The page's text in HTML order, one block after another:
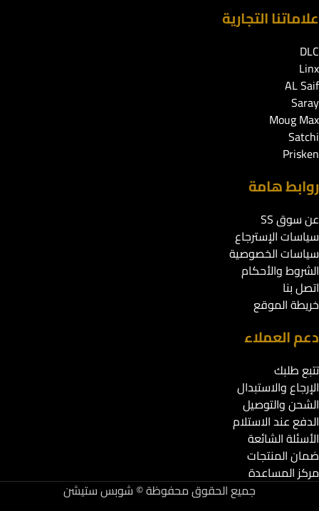
علاماتنا التجارية
DLC
Linx
AL Saif
Saray
Moug Max
Satchi
Prisken
روابط هامة
عن سوق SS
سياسات الإسترجاع
سياسات الخصوصية
الشروط والأحكام
اتصل بنا
خريطة الموقع
دعم العملاء
تتبع طلبك
الإرجاع والاستبدال
الشحن والتوصيل
الدفع عند الاستلام
الأسئلة الشائعة
ضمان المنتجات
مركز المساعدة
جميع الحقوق محفوظة © شوبس ستيشن